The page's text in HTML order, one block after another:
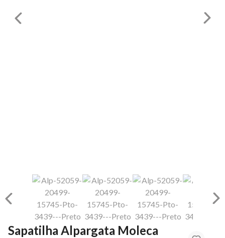
Sapatilha Alpargata Moleca